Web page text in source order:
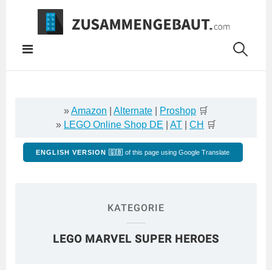
Springe
Inhalt
»Amazon Alternate Proshop 🛒
» LEGO Online Shop DE AT CH 🛒
ENGLISH VERSION 🇬🇧 of this page using Google Translate
KATEGORIE
LEGO MARVEL SUPER HEROES